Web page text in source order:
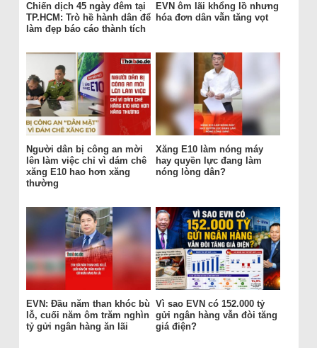
Chiến dịch 45 ngày đêm tại
TP.HCM: Trò hề hành dân để
làm đẹp báo cáo thành tích
EVN ôm lãi khổng lồ nhưng
hóa đơn dân vẫn tăng vọt
Người dân bị công an mời
lên làm việc chỉ vì dám chê
xăng E10 hao hơn xăng
thường
Xăng E10 làm nóng máy
hay quyền lực đang làm
nóng lòng dân?
EVN: Đầu năm than khóc bù
lỗ, cuối năm ôm trăm nghìn
tỷ gửi ngân hàng ăn lãi
Vì sao EVN có 152.000 tỷ
gửi ngân hàng vẫn đòi tăng
giá điện?